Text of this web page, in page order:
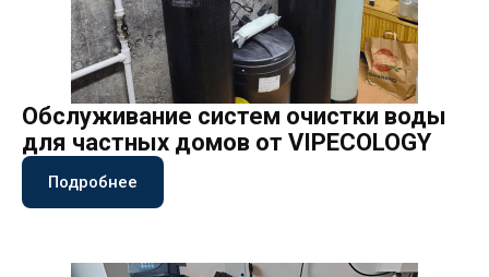
Обслуживание систем очистки воды
для частных домов от VIPECOLOGY
Подробнее